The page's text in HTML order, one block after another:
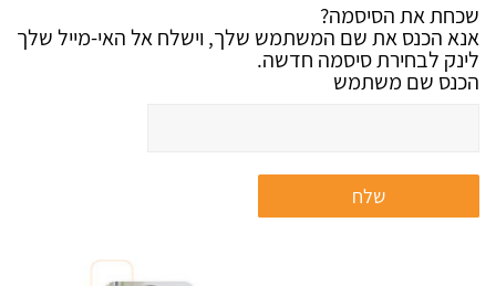
שכחת את הסיסמה?
אנא הכנס את שם המשתמש שלך, וישלח אל האי-מייל שלך
לינק לבחירת סיסמה חדשה.
הכנס שם משתמש